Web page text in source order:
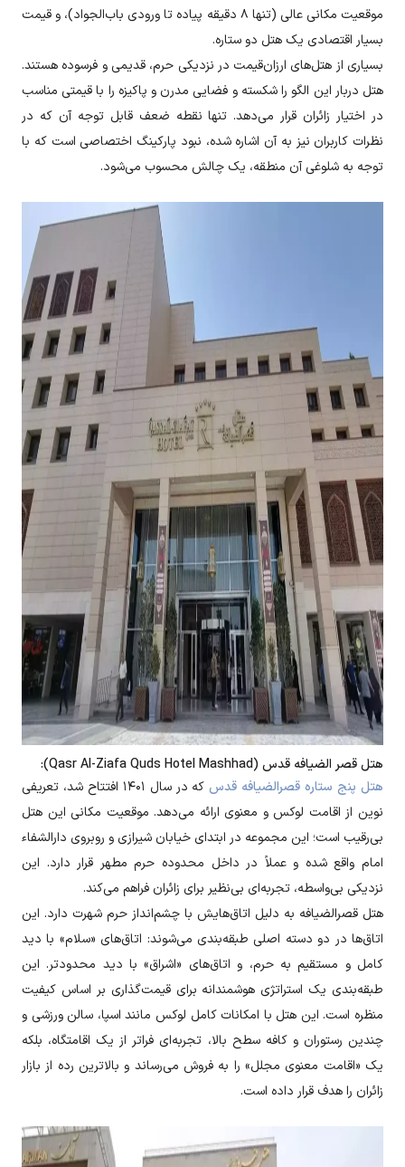
موقعیت مکانی عالی (تنها ۸ دقیقه پیاده تا ورودی باب‌الجواد)، و قیمت
بسیار اقتصادی یک هتل دو ستاره.
بسیاری از هتل‌های ارزان‌قیمت در نزدیکی حرم، قدیمی و فرسوده هستند.
هتل دربار این الگو را شکسته و فضایی مدرن و پاکیزه را با قیمتی مناسب
در اختیار زائران قرار می‌دهد. تنها نقطه ضعف قابل توجه آن که در
نظرات کاربران نیز به آن اشاره شده، نبود پارکینگ اختصاصی است که با
توجه به شلوغی آن منطقه، یک چالش محسوب می‌شود.
هتل قصر الضیافه قدس (Qasr Al-Ziafa Quds Hotel Mashhad):
هتل پنج ستاره قصرالضیافه قدس
که در سال ۱۴۰۱ افتتاح شد، تعریفی
نوین از اقامت لوکس و معنوی ارائه می‌دهد. موقعیت مکانی این هتل
بی‌رقیب است؛ این مجموعه در ابتدای خیابان شیرازی و روبروی دارالشفاء
امام واقع شده و عملاً در داخل محدوده حرم مطهر قرار دارد. این
نزدیکی بی‌واسطه، تجربه‌ای بی‌نظیر برای زائران فراهم می‌کند.
هتل قصرالضیافه به دلیل اتاق‌هایش با چشم‌انداز حرم شهرت دارد. این
اتاق‌ها در دو دسته اصلی طبقه‌بندی می‌شوند: اتاق‌های «سلام» با دید
کامل و مستقیم به حرم، و اتاق‌های «اشراق» با دید محدودتر. این
طبقه‌بندی یک استراتژی هوشمندانه برای قیمت‌گذاری بر اساس کیفیت
منظره است. این هتل با امکانات کامل لوکس مانند اسپا، سالن ورزشی و
چندین رستوران و کافه سطح بالا، تجربه‌ای فراتر از یک اقامتگاه، بلکه
یک «اقامت معنوی مجلل» را به فروش می‌رساند و بالاترین رده از بازار
زائران را هدف قرار داده است.